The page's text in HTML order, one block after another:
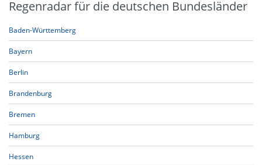
Regenradar für die deutschen Bundesländer
Baden-Württemberg
Bayern
Berlin
Brandenburg
Bremen
Hamburg
Hessen